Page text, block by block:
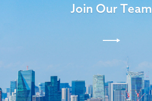
Join Our Team